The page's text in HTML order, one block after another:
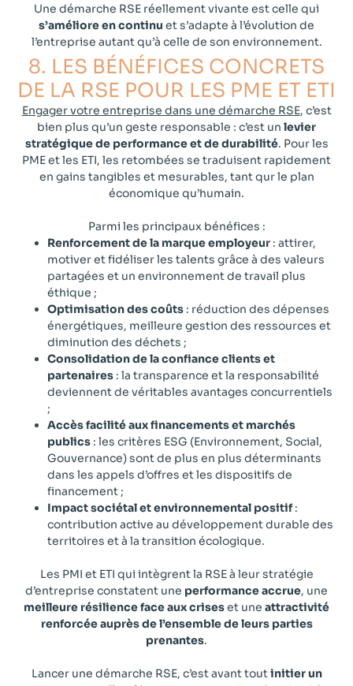
Une démarche RSE réellement vivante est celle qui
s’améliore en continu et s’adapte à l’évolution de
l’entreprise autant qu’à celle de son environnement.
8. LES BÉNÉFICES CONCRETS
DE LA RSE POUR LES PME ET ETI​​
Engager votre entreprise dans une démarche RSE, c’est
bien plus qu’un geste responsable : c’est un levier
stratégique de performance et de durabilité. Pour les
PME et les ETI, les retombées se traduisent rapidement
en gains tangibles et mesurables, tant qur le plan
économique qu’humain.
Parmi les principaux bénéfices :
Renforcement de la marque employeur : attirer,
motiver et fidéliser les talents grâce à des valeurs
partagées et un environnement de travail plus
éthique ;
Optimisation des coûts : réduction des dépenses
énergétiques, meilleure gestion des ressources et
diminution des déchets ;
Consolidation de la confiance clients et
partenaires : la transparence et la responsabilité
deviennent de véritables avantages concurrentiels
;
Accès facilité aux financements et marchés
publics : les critères ESG (Environnement, Social,
Gouvernance) sont de plus en plus déterminants
dans les appels d’offres et les dispositifs de
financement ;
Impact sociétal et environnemental positif :
contribution active au développement durable des
territoires et à la transition écologique.
Les PMI et ETI qui intègrent la RSE à leur stratégie
d’entreprise constatent une performance accrue, une
meilleure résilience face aux criseset une attractivité
renforcée auprès de l’ensemble de leurs parties
prenantes.
Lancer une démarche RSE, c’est avant toutinitier un